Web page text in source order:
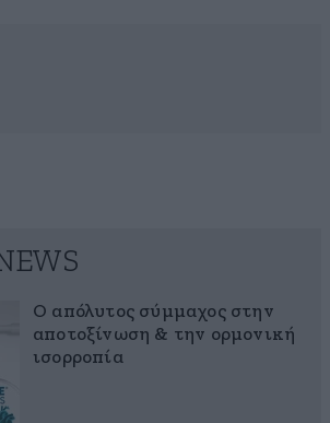
Ο απόλυτος σύμμαχος στην
αποτοξίνωση & την ορμονική
ισορροπία